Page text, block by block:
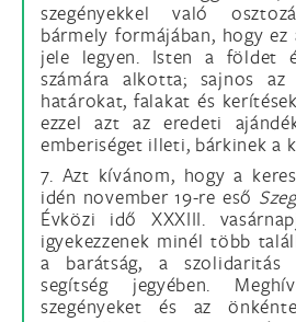
szegényekkel való
bármely formájában, hogy
jele legyen. Isten a földet
számára alkotta; sajnos
határokat, falakat és
ezzel azt az eredeti
emberiséget illeti, bárkinek a
7. Azt kívánom, hogy a
idén november 19-re eső
Évközi idő XXXIII.
igyekezzenek minél több
a barátság, a szolidaritás
segítség jegyében.
szegényeket és az